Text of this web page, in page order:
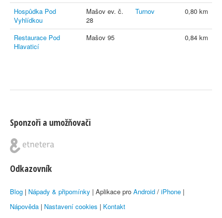
Hospůdka Pod
Vyhlídkou
Mašov ev. č.
28
Turnov 0,80 km
Restaurace Pod
Hlavaticí
Mašov 95 0,84 km
Sponzoři a umožňovači
Odkazovník
Blog | Nápady & připomínky | Aplikace pro Android / iPhone |
Nápověda | Nastavení cookies | Kontakt